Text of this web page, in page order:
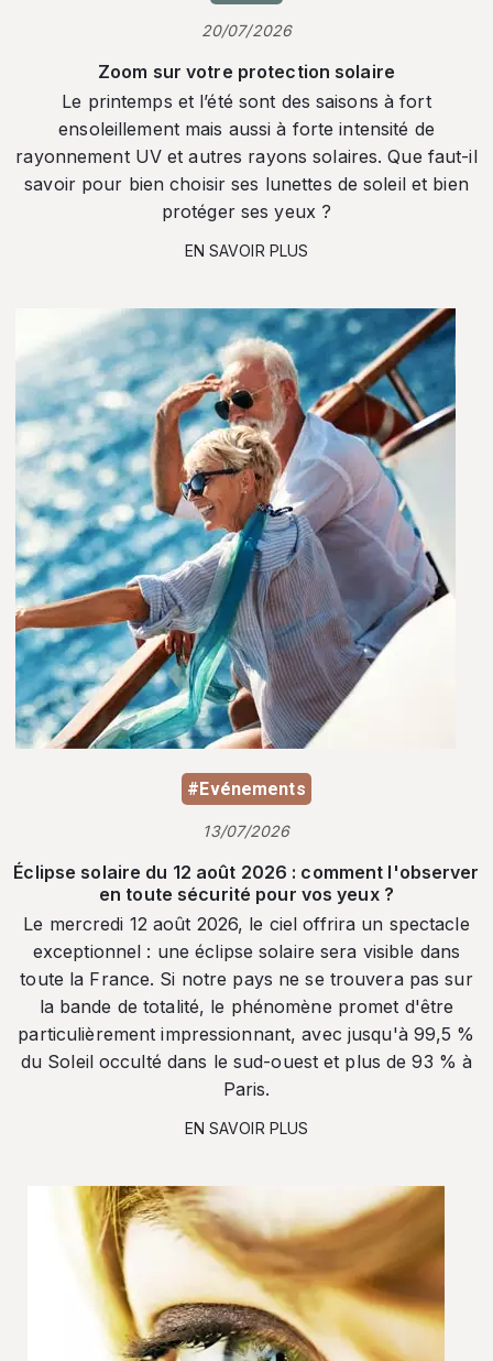
20/07/2026
Zoom sur votre protection solaire
Le printemps et l’été sont des saisons à fort
ensoleillement mais aussi à forte intensité de
rayonnement UV et autres rayons solaires. Que faut-il
savoir pour bien choisir ses lunettes de soleil et bien
protéger ses yeux ?
EN SAVOIR PLUS
#Evénements
13/07/2026
Éclipse solaire du 12 août 2026 : comment l'observer
en toute sécurité pour vos yeux ?
Le mercredi 12 août 2026, le ciel offrira un spectacle
exceptionnel : une éclipse solaire sera visible dans
toute la France. Si notre pays ne se trouvera pas sur
la bande de totalité, le phénomène promet d'être
particulièrement impressionnant, avec jusqu'à 99,5 %
du Soleil occulté dans le sud-ouest et plus de 93 % à
Paris.
EN SAVOIR PLUS